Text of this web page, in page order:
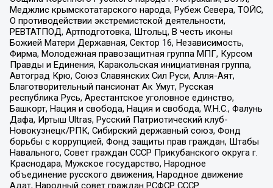
Меджлис крымскотатарского народа, Рубеж Севера, ТОЙС,
О противодействии экстремистской деятельности,
РЕВТАТПОД, Артподготовка, Штольц, В честь иконы
Божией Матери Державная, Сектор 16, Независимость,
Фирма, Молодежная правозащитная группа МПГ, Курсом
Правды и Единения, Каракольская инициативная группа,
Автоград Крю, Союз Славянских Сил Руси, Алля-Аят,
Благотворительный пансионат Ак Умут, Русская
республика Русь, Арестантское уголовное единство,
Башкорт, Нация и свобода, Нация и свобода, W.H.С., Фалунь
Дафа, Иртыш Ultras, Русский Патриотический клуб-
Новокузнецк/РПК, Сибирский державный союз, Фонд
борьбы с коррупцией, Фонд защиты прав граждан, Штабы
Навального, Совет граждан СССР Прикубанского округа г.
Краснодара, Мужское государство, Народное
объединение русского движения, Народное движение
Адат, Народный совет граждан РСФСР СССР